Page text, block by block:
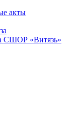
акты
СШОР «Витязь»